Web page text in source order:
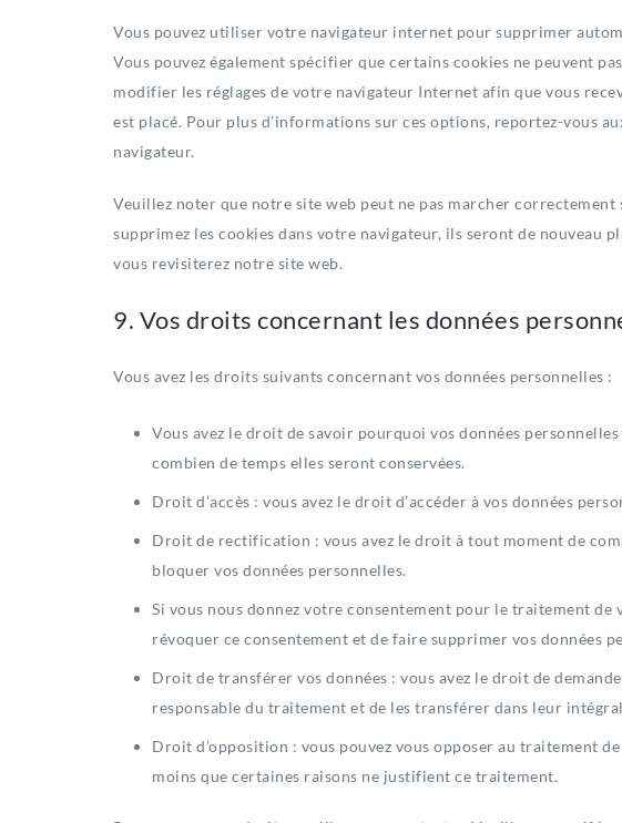
Vous pouvez utiliser votre navigateur internet pour supprimer
Vous pouvez également spécifier que certains cookies ne peuvent
modifier les réglages de votre navigateur Internet afin que vous
est placé. Pour plus d’informations sur ces options, reportez-vous
navigateur.
Veuillez noter que notre site web peut ne pas marcher correctement
supprimez les cookies dans votre navigateur, ils seront de nouveau
vous revisiterez notre site web.
9. Vos droits concernant les données
Vous avez les droits suivants concernant vos données personnelles :
Vous avez le droit de savoir pourquoi vos données
combien de temps elles seront conservées.
Droit d’accès : vous avez le droit d’accéder à vos données
Droit de rectification : vous avez le droit à tout moment de
bloquer vos données personnelles.
Si vous nous donnez votre consentement pour le traitement de
révoquer ce consentement et de faire supprimer vos données
Droit de transférer vos données : vous avez le droit de
responsable du traitement et de les transférer dans leur
Droit d’opposition : vous pouvez vous opposer au traitement
moins que certaines raisons ne justifient ce traitement.